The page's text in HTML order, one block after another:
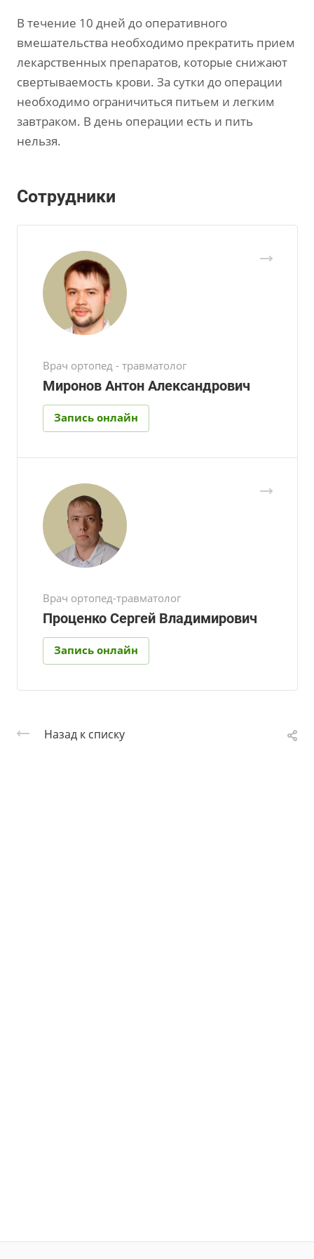
В течение 10 дней до оперативного
вмешательства необходимо прекратить прием
лекарственных препаратов, которые снижают
свертываемость крови. За сутки до операции
необходимо ограничиться питьем и легким
завтраком. В день операции есть и пить
нельзя.
Сотрудники
Врач ортопед - травматолог
Миронов Антон Александрович
Запись онлайн
Врач ортопед-травматолог
Проценко Сергей Владимирович
Запись онлайн
Назад к списку